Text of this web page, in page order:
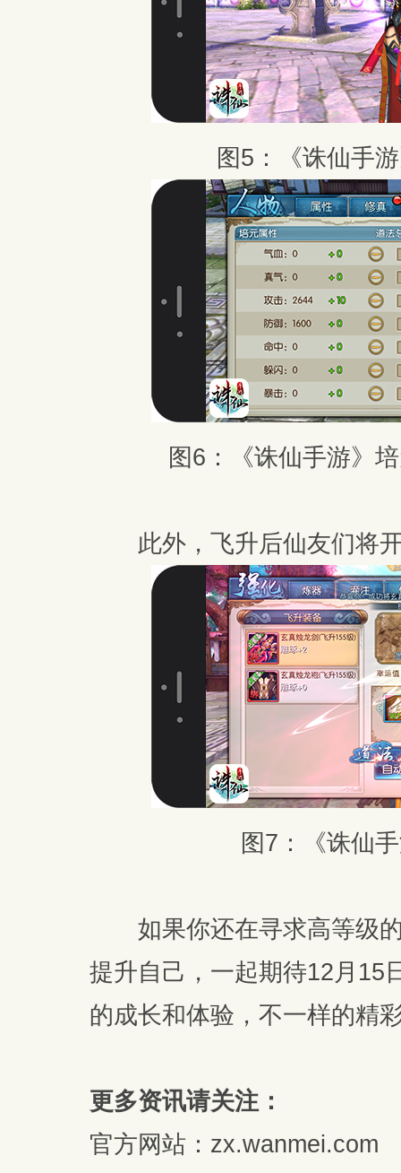
图5：《诛仙手
图6：《诛仙手游》
此外，飞升后仙友们将开
图7：《诛仙
如果你还在寻求高等级的
提升自己，一起期待12月15
的成长和体验，不一样的精
更多资讯请关注：
官方网站：zx.wanmei.com